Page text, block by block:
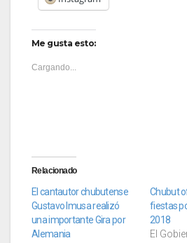
Me gusta esto:
Cargando...
Relacionado
El cantautor chubutense
Gustavo Imusa realizó
una importante Gira por
Alemania
Chubut
fiestas
2018
El